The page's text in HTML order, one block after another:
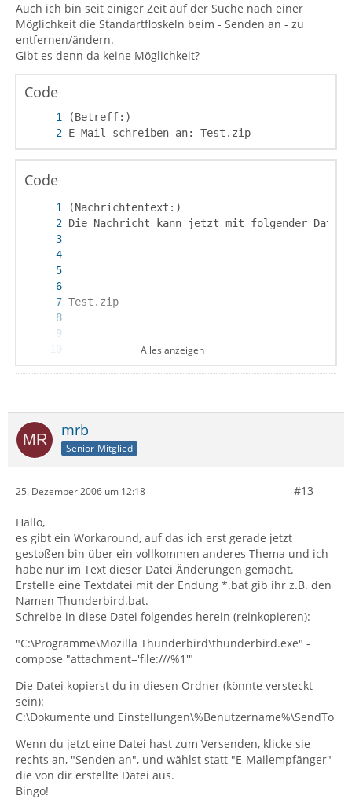
Auch ich bin seit einiger Zeit auf der Suche nach einer
Möglichkeit die Standartfloskeln beim - Senden an - zu
entfernen/ändern.
Gibt es denn da keine Möglichkeit?
Code
E-Mail schreiben an: Test.zip
Code
Alles anzeigen
mrb
Senior-Mitglied
25. Dezember 2006 um 12:18 #13
Hallo,
es gibt ein Workaround, auf das ich erst gerade jetzt
gestoßen bin über ein vollkommen anderes Thema und ich
habe nur im Text dieser Datei Änderungen gemacht.
Erstelle eine Textdatei mit der Endung *.bat gib ihr z.B. den
Namen Thunderbird.bat.
Schreibe in diese Datei folgendes herein (reinkopieren):
"C:\Programme\Mozilla Thunderbird\thunderbird.exe" -
compose "attachment='file:///%1'"
Die Datei kopierst du in diesen Ordner (könnte versteckt
sein):
C:\Dokumente und Einstellungen\%Benutzername%\SendTo
Wenn du jetzt eine Datei hast zum Versenden, klicke sie
rechts an, "Senden an", und wählst statt "E-Mailempfänger"
die von dir erstellte Datei aus.
Bingo!